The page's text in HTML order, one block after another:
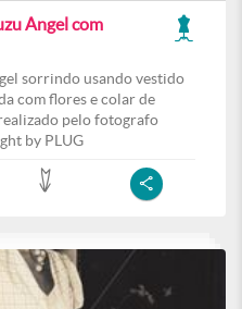
Angel com
sorrindo usando vestido
com flores e colar de
pelo fotografo
by PLUG